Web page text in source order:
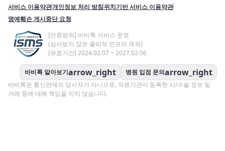
서비스 이용약관개인정보 처리 방침위치기반 서비스 이용약관
명예훼손 게시중단 요청
[인증범위] 바비톡 서비스 운영
(심사받지 않은 물리적 인프라 제외)
[유효기간] 2024.02.07 ~ 2027.02.06
바비톡 알아보기arrow_right 병원 입점 문의arrow_right
바비톡은 통신판매의 당사자가 아니므로, 의료기관이 등록한 시/수술 정보 및
거래 등에 대해 책임을 지지 않습니다.